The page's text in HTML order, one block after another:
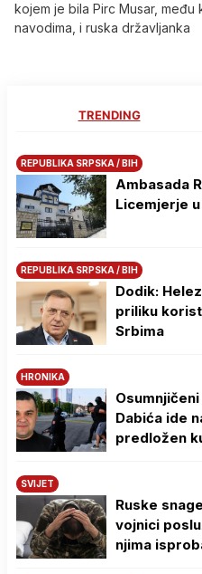
kojem je bila Pirc Musar, među
navodima, i ruska državljanka
TRENDING
REPUBLIKA SRPSKA / BIH
Ambasada
Licemjerje
REPUBLIKA SRPSKA / BIH
Dodik:
priliku
Srbima
HRONIKA
Dabića ide
predložen
SVIJET
Ruske
vojnici
njima